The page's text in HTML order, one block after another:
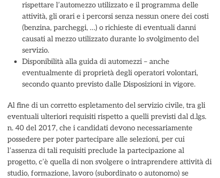
rispettare l’automezzo utilizzato e il programma delle
attività, gli orari e i percorsi senza nessun onere dei costi
(benzina, parcheggi, …) o richieste di eventuali danni
causati al mezzo utilizzato durante lo svolgimento del
servizio.
Disponibilità alla guida di automezzi – anche
eventualmente di proprietà degli operatori volontari,
secondo quanto previsto dalle Disposizioni in vigore.
Al fine di un corretto espletamento del servizio civile, tra gli
eventuali ulteriori requisiti rispetto a quelli previsti dal d.lgs.
n. 40 del 2017, che i candidati devono necessariamente
possedere per poter partecipare alle selezioni, per cui
l’assenza di tali requisiti preclude la partecipazione al
progetto, c’è quella di non svolgere o intraprendere attività di
studio, formazione, lavoro (subordinato o autonomo) se